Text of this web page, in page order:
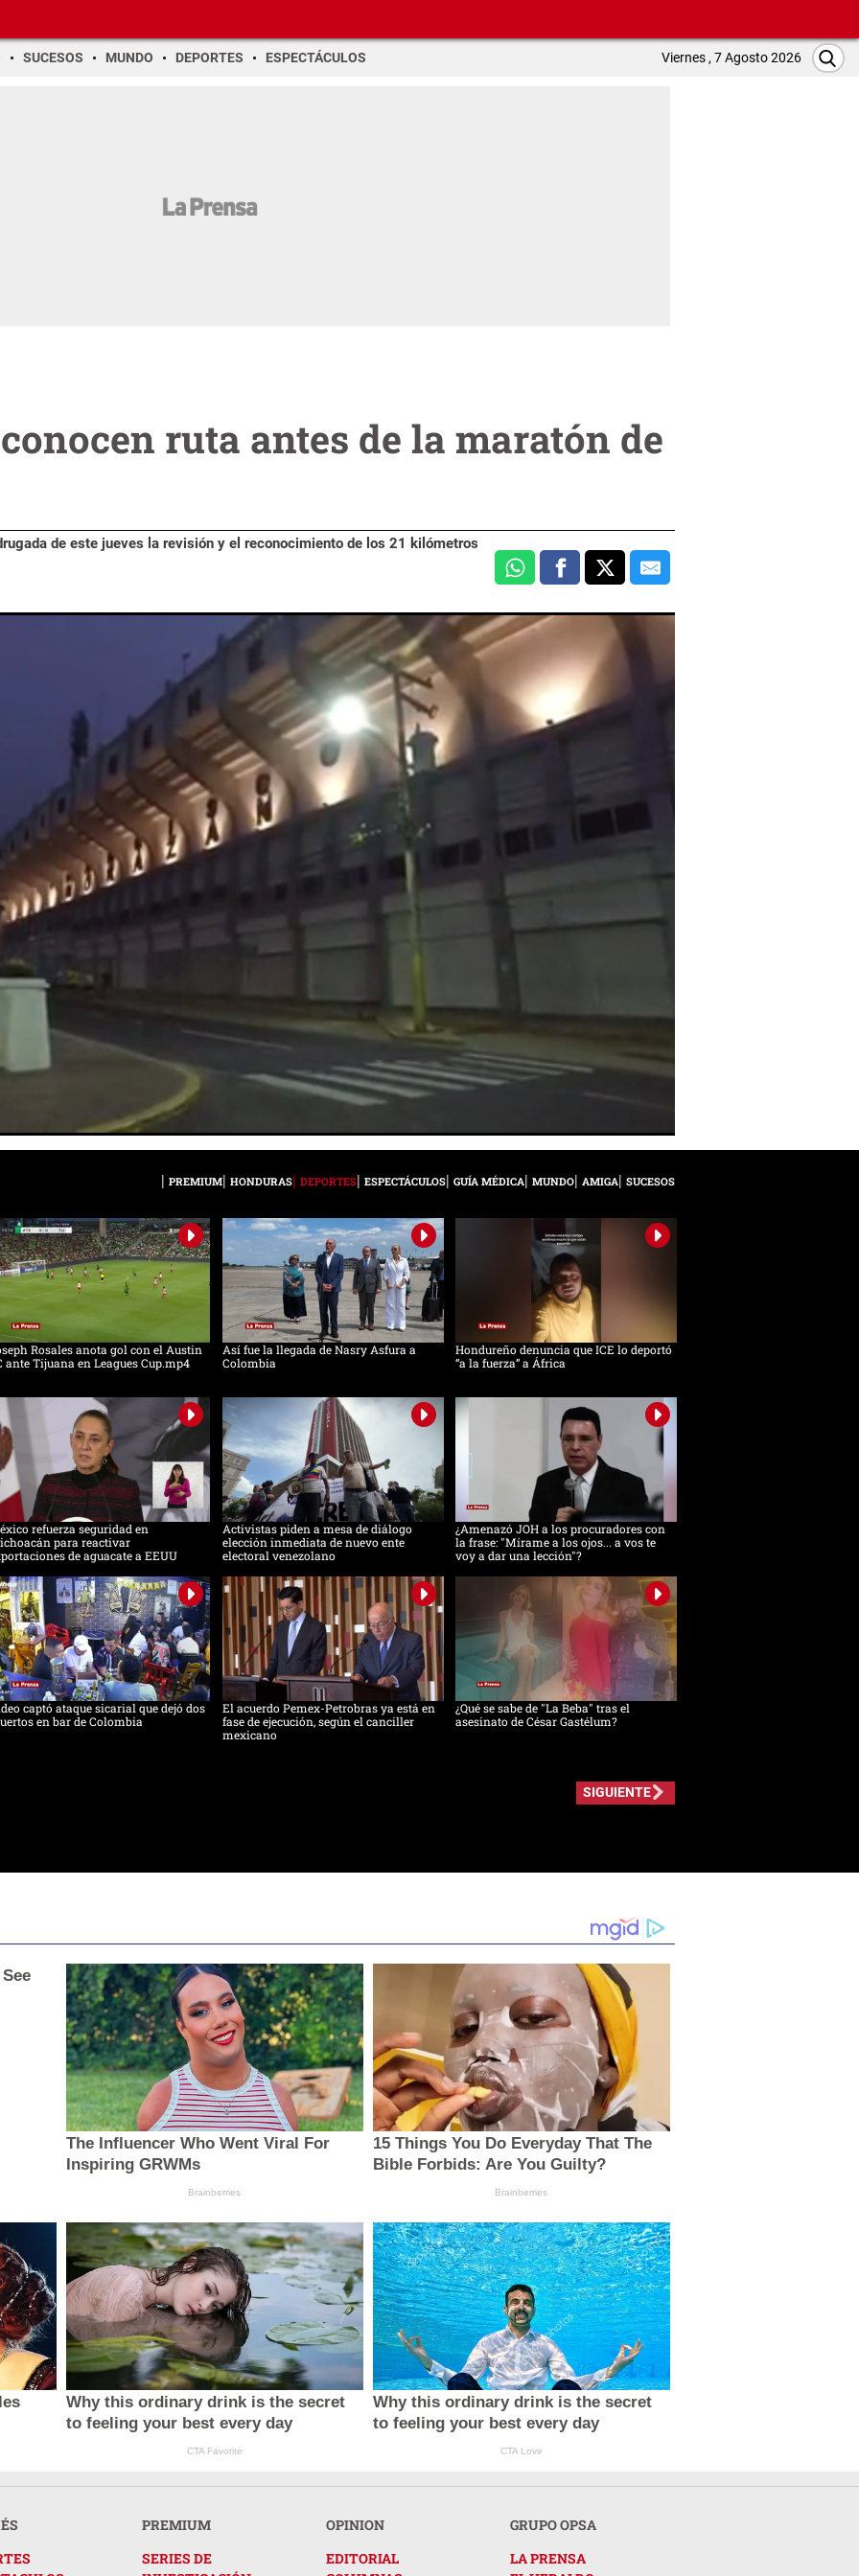
SUCESOS MUNDO DEPORTES ESPECTÁCULOS Viernes , 7 Agosto 2026
ruta antes de la maratón de
de este jueves la revisión y el reconocimiento de los 21 kilómetros
PREMIUM HONDURAS DEPORTES ESPECTÁCULOS GUÍA MÉDICA MUNDO AMIGA SUCESOS
Rosales anota gol con el Austin
ante Tijuana en Leagues Cup.mp4
Así fue la llegada de Nasry Asfura a
Colombia
Hondureño denuncia que ICE lo deportó
“a la fuerza” a África
refuerza seguridad en
para reactivar
de aguacate a EEUU
Activistas piden a mesa de diálogo
elección inmediata de nuevo ente
electoral venezolano
¿Amenazó JOH a los procuradores con
la frase: "Mírame a los ojos... a vos te
voy a dar una lección"?
captó ataque sicarial que dejó dos
en bar de Colombia
El acuerdo Pemex-Petrobras ya está en
fase de ejecución, según el canciller
mexicano
¿Qué se sabe de "La Beba" tras el
asesinato de César Gastélum?
SIGUIENTE
The Influencer Who Went Viral For
Inspiring GRWMs
Brainberries
15 Things You Do Everyday That The
Bible Forbids: Are You Guilty?
Brainberries
Why this ordinary drink is the secret
to feeling your best every day
CTA Favorite
Why this ordinary drink is the secret
to feeling your best every day
CTA Love
PREMIUM
SERIES DE
OPINION
EDITORIAL
GRUPO OPSA
LA PRENSA